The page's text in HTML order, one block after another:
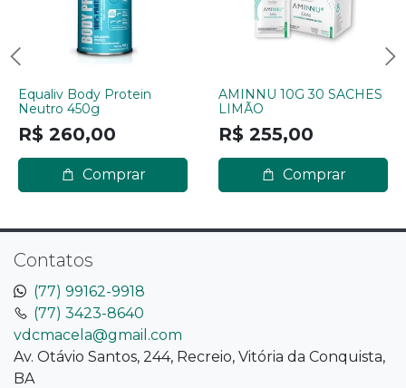
Equaliv Body Protein
Neutro 450g
R$ 260,00
Comprar
AMINNU 10G 30 SACHES
LIMÃO
R$ 255,00
Comprar
Contatos
(77) 99162-9918
(77) 3423-8640
vdcmacela@gmail.com
Av. Otávio Santos, 244, Recreio, Vitória da Conquista,
BA